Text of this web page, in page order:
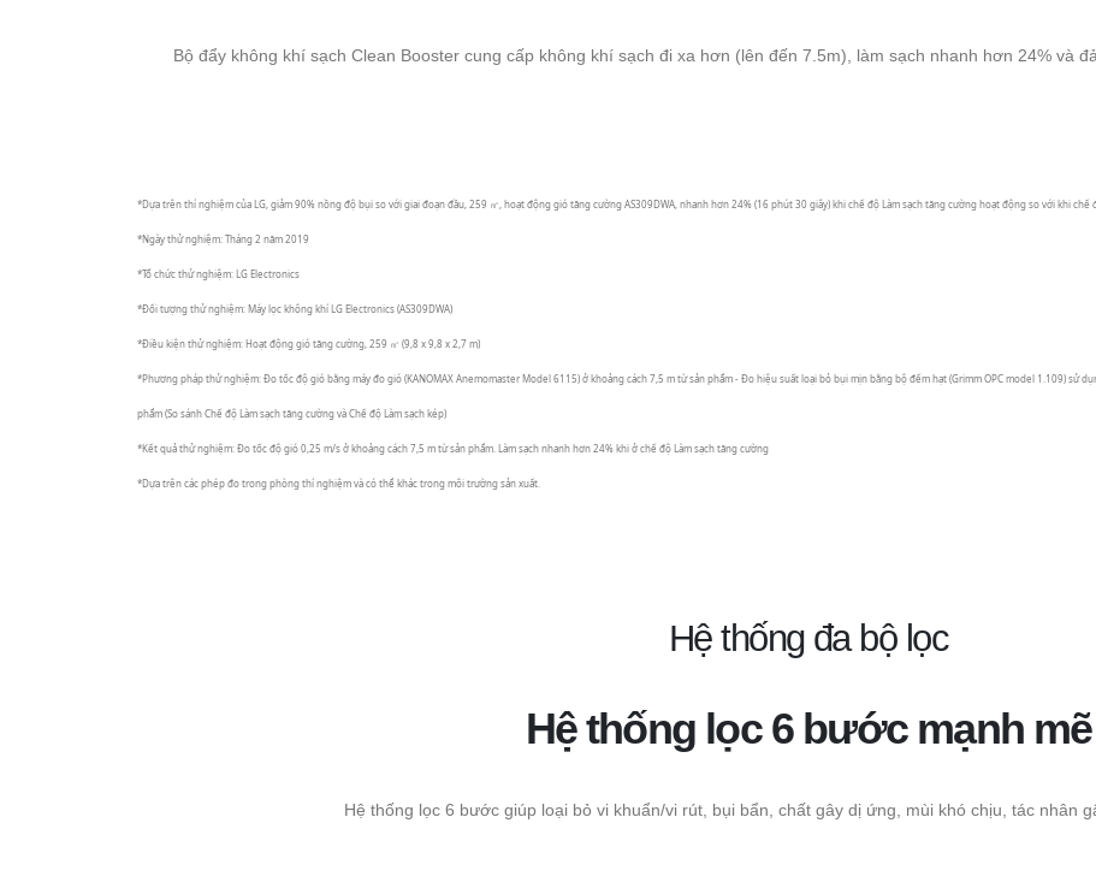
Bộ đẩy không khí sạch Clean Booster cung cấp không khí sạch đi xa hơn (lên đến 7.5m), làm sạch nhanh hơn 24% và
*Dựa trên thí nghiệm của LG, giảm 90% nồng độ bụi so với giai đoạn đầu, 259 ㎡, hoạt động gió tăng cường AS309DWA, nhanh hơn 24% (16 phút 30 giây) khi chế độ Làm sạch tăng cường hoạt động so với khi chế
*Ngày thử nghiệm: Tháng 2 năm 2019
*Tổ chức thử nghiệm: LG Electronics
*Đối tượng thử nghiệm: Máy lọc không khí LG Electronics (AS309DWA)
*Điều kiện thử nghiệm: Hoạt động gió tăng cường, 259 ㎥ (9,8 x 9,8 x 2,7 m)
*Phương pháp thử nghiệm: Đo tốc độ gió bằng máy đo gió (KANOMAX Anemomaster Model 6115) ở khoảng cách 7,5 m từ sản phẩm - Đo hiệu suất loại bỏ bụi mịn bằng bộ đếm hạt (Grimm OPC model 1.109) sử
phẩm (So sánh Chế độ Làm sạch tăng cường và Chế độ Làm sạch kép)
*Kết quả thử nghiệm: Đo tốc độ gió 0,25 m/s ở khoảng cách 7,5 m từ sản phẩm. Làm sạch nhanh hơn 24% khi ở chế độ Làm sạch tăng cường
*Dựa trên các phép đo trong phòng thí nghiệm và có thể khác trong môi trường sản xuất.
Hệ thống đa bộ lọc
Hệ thống lọc 6 bước mạnh mẽ
Hệ thống lọc 6 bước giúp loại bỏ vi khuẩn/vi rút, bụi bẩn, chất gây dị ứng, mùi khó chịu, tác nhân